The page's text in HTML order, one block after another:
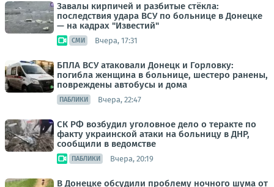
Завалы кирпичей и разбитые стёкла:
последствия удара ВСУ по больнице в Донецке
— на кадрах "Известий"
СМИ Вчера, 17:31
БПЛА ВСУ атаковали Донецк и Горловку:
погибла женщина в больнице, шестеро ранены,
повреждены автобусы и дома
ПАБЛИКИ Вчера, 22:47
СК РФ возбудил уголовное дело о теракте по
факту украинской атаки на больницу в ДНР,
сообщили в ведомстве
ПАБЛИКИ Вчера, 20:19
В Донецке обсудили проблему ночного шума от